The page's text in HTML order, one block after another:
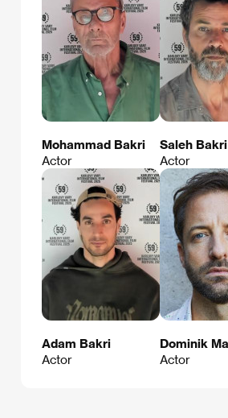
Mohammad Bakri
Actor
Saleh Bakri
Actor
Adam Bakri
Actor
Dominik
Actor